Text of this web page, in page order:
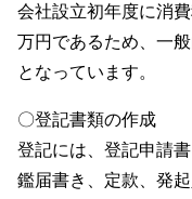
会社設立初年度に消
万円であるため、一
となっています。
〇登記書類の作成
登記には、登記申請
鑑届書き、定款、発